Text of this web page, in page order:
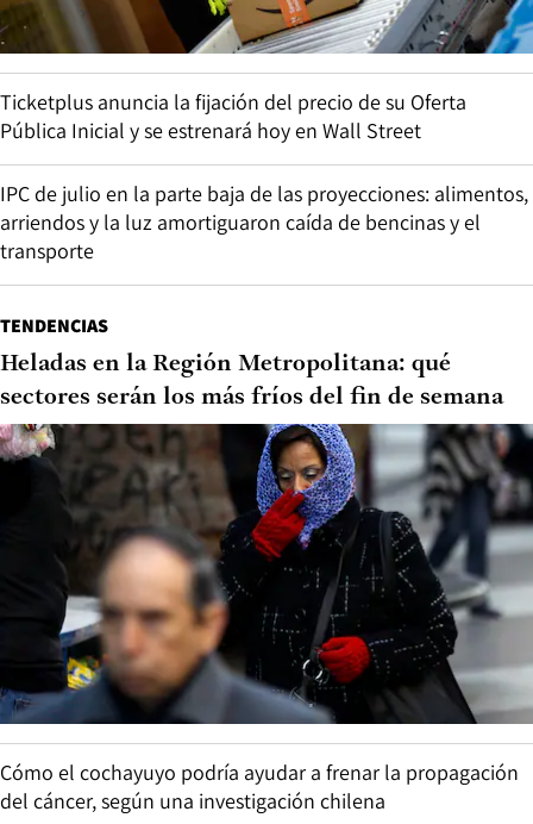
Ticketplus anuncia la fijación del precio de su Oferta
Pública Inicial y se estrenará hoy en Wall Street
IPC de julio en la parte baja de las proyecciones: alimentos,
arriendos y la luz amortiguaron caída de bencinas y el
transporte
TENDENCIAS
Heladas en la Región Metropolitana: qué
sectores serán los más fríos del fin de semana
Cómo el cochayuyo podría ayudar a frenar la propagación
del cáncer, según una investigación chilena